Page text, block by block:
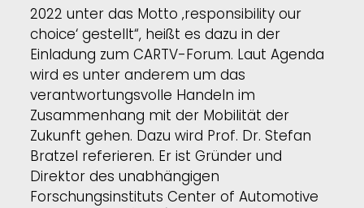
2022 unter das Motto ‚responsibility our
choice‘ gestellt“, heißt es dazu in der
Einladung zum CARTV-Forum. Laut Agenda
wird es unter anderem um das
verantwortungsvolle Handeln im
Zusammenhang mit der Mobilität der
Zukunft gehen. Dazu wird Prof. Dr. Stefan
Bratzel referieren. Er ist Gründer und
Direktor des unabhängigen
Forschungsinstituts Center of Automotive